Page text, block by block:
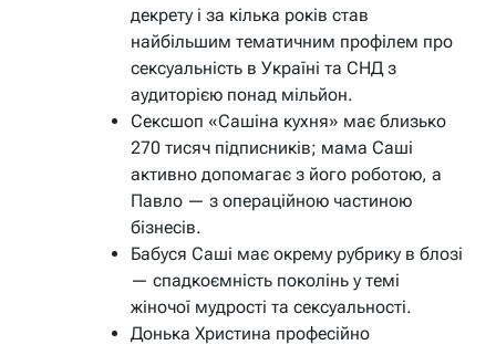
декрету і за кілька років став
найбільшим тематичним профілем про
сексуальність в Україні та СНД з
аудиторією понад мільйон.
Сексшоп «Сашіна кухня» має близько
270 тисяч підписників; мама Саші
активно допомагає з його роботою, а
Павло — з операційною частиною
бізнесів.
Бабуся Саші має окрему рубрику в блозі
— спадкоємність поколінь у темі
жіночої мудрості та сексуальності.
Донька Христина професійно